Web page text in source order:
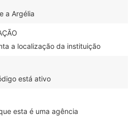
a Argélia
a localização da instituição
está ativo
esta é uma agência